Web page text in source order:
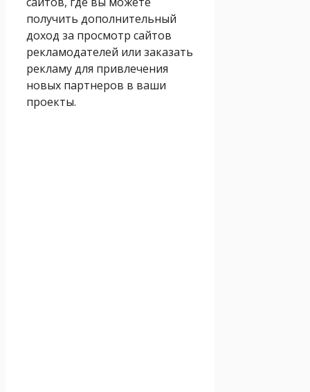
получить дополнительный
доход за просмотр сайтов
рекламодателей или заказать
рекламу для привлечения
новых партнеров в ваши
проекты.